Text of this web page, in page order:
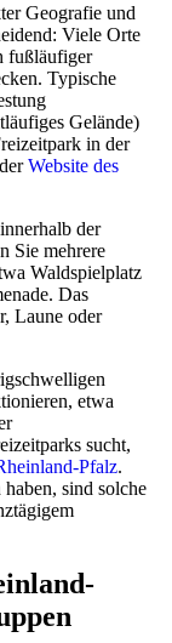
Geografie und
Viele Orte
fußläufiger
Typische
Gelände)
in der
Website des
der
Sie mehrere
Waldspielplatz
Das
Laune oder
etwa
sucht,
Pfalz.
sind solche